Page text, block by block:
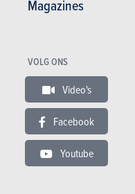
Magazines
VOLG ONS
Video's
Facebook
Youtube
Nieuws
Tweedehands & Stock